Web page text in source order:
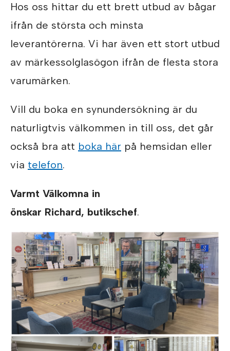
Hos oss hittar du ett brett utbud av bågar
ifrån de största och minsta
leverantörerna. Vi har även ett stort utbud
av märkessolglasögon ifrån de flesta stora
varumärken.
Vill du boka en synundersökning är du
naturligtvis välkommen in till oss, det går
också bra att boka här på hemsidan eller
via telefon.
Varmt Välkomna in
önskar Richard, butikschef.